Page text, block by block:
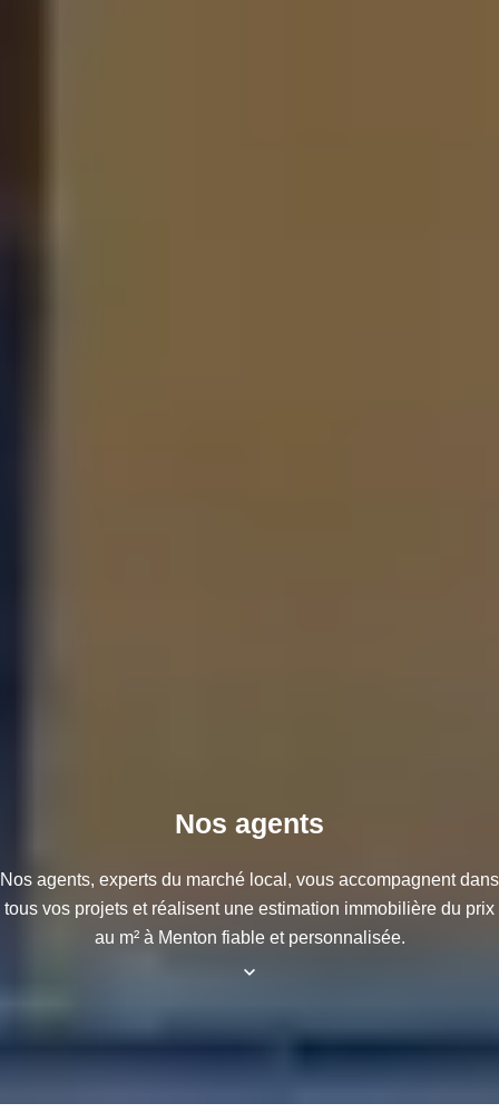
Nos agents
Nos agents, experts du marché local, vous accompagnent dans
tous vos projets et réalisent une estimation immobilière du prix
au m² à Menton fiable et personnalisée.